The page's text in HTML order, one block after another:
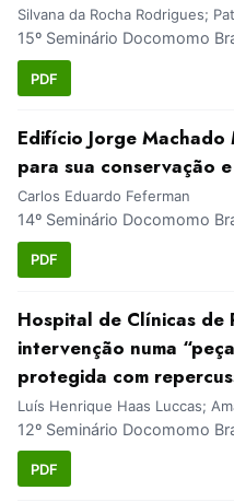
Silvana da Rocha Rodrigues;
15º Seminário Docomomo
PDF
Edifício Jorge
para sua conservação
Carlos Eduardo Feferman
14º Seminário Docomomo
PDF
Hospital de Clínicas de
intervenção numa
protegida com
Luís Henrique Haas Luccas;
12º Seminário Docomomo
PDF